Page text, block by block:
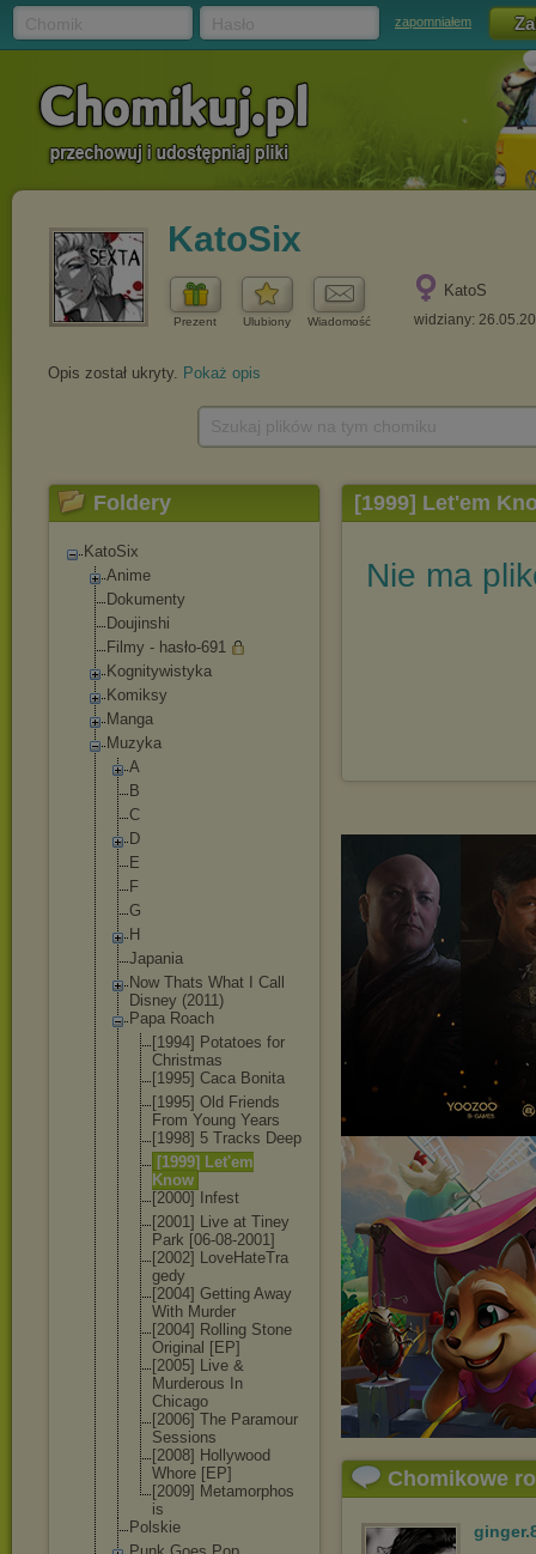
zapomniałem
KatoSix
Prezent Ulubiony Wiadomość
KatoS
widziany:
Opis został ukryty. Pokaż opis
Foldery
KatoSix
Anime
Dokumenty
Doujinshi
Filmy - hasło-691
Kognitywistyka
Komiksy
Manga
Muzyka
A
B
C
D
E
F
G
H
Japania
Now Thats What I Call
Disney (2011)
Papa Roach
[1994] Potatoes for
Christmas
[1995] Caca Bonita
[1995] Old Friends
From Young Years
[1998] 5 Tracks Deep
[1999] Let'em
Know
[2000] Infest
[2001] Live at Tiney
Park [06-08-2001]
[2002] LoveHateTra
gedy
[2004] Getting Away
With Murder
[2004] Rolling Stone
Original [EP]
[2005] Live &
Murderous In
Chicago
[2006] The Paramour
Sessions
[2008] Hollywood
Whore [EP]
[2009] Metamorphos
is
Polskie
[1999] Let'em
Nie ma
Chomikowe